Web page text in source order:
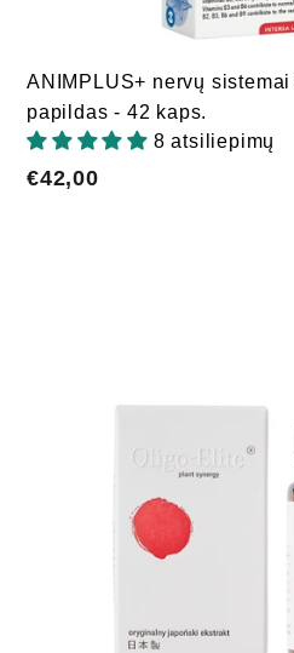
ANIMPLUS+ nervų
papildas - 42 kaps.
8 atsiliepimų
€42,00